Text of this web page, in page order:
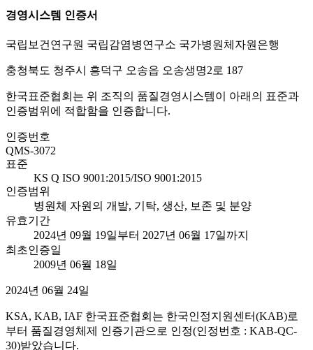
경영시스템 인증서
국립보건연구원 국립감염병연구소 국가병원체자원은행
충청북도 청주시 흥덕구 오송읍 오송생명2로 187
한국표준협회는 위 조직의 품질경영시스템이 아래의 표준과
인증범위에 적합함을 인증합니다.
인증번호
QMS-3072
표준
KS Q ISO 9001:2015/ISO 9001:2015
인증범위
병원체 자원의 개발, 기탁, 생산, 보존 및 분양
유효기간
2024년 09월 19일부터 2027년 06월 17일까지
최초인증일
2009년 06월 18일
2024년 06월 24일
KSA, KAB, IAF 한국표준협회는 한국인정지원센터(KAB)로
부터 품질경영체제 인증기관으로 인정(인정번호 : KAB-QC-
30)받았습니다.